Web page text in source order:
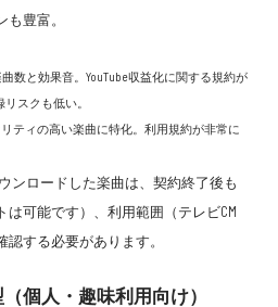
豊富。
数と効果音。YouTube収益化に関する規約が
スクも低い。
ティの高い楽曲に特化。利用規約が非常に
ンロードした楽曲は、契約終了後も
可能です）、利用範囲（テレビCM
する必要があります。
個人・趣味利用向け）